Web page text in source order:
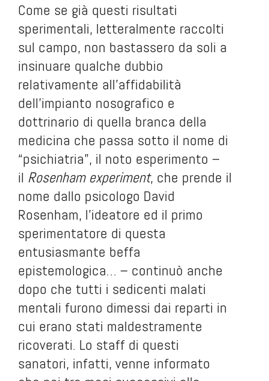
Come se già questi risultati
sperimentali, letteralmente raccolti
sul campo, non bastassero da soli a
insinuare qualche dubbio
relativamente all’affidabilità
dell’impianto nosografico e
dottrinario di quella branca della
medicina che passa sotto il nome di
“psichiatria”, il noto esperimento –
il Rosenham experiment, che prende il
nome dallo psicologo David
Rosenham, l’ideatore ed il primo
sperimentatore di questa
entusiasmante beffa
epistemologica… – continuò anche
dopo che tutti i sedicenti malati
mentali furono dimessi dai reparti in
cui erano stati maldestramente
ricoverati. Lo staff di questi
sanatori, infatti, venne informato